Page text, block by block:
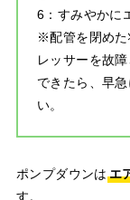
6：すみやかに
※配管を閉めた
レッサーを故
できたら、早
い。
ポンプダウンは エ
す。